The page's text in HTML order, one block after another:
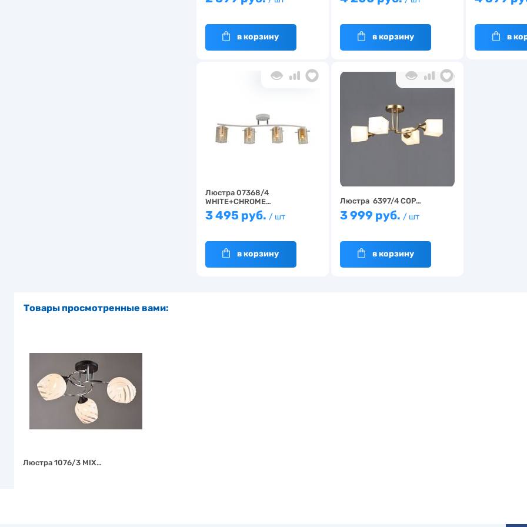
в корзину в корзину в
Люстра 07368/4
WHITE+CHROME…
3 495 руб. / шт
в корзину
Люстра 6397/4 COP…
3 999 руб. / шт
в корзину
Товары просмотренные вами:
Люстра 1076/3 MIX…